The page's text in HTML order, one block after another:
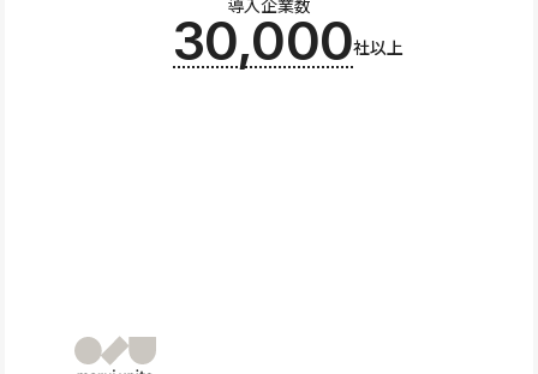
導入企業数
30,000社以上